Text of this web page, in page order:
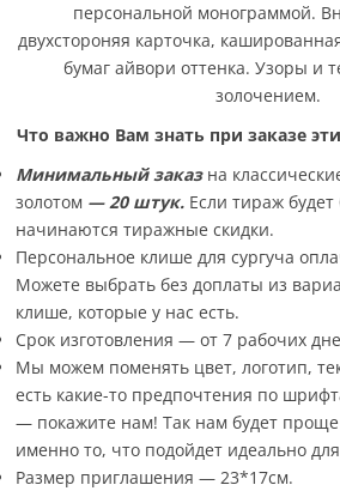
персональной монограммой.
двухстороняя карточка,
бумаг айвори оттенка. Узоры и
золочением.
Что важно Вам знать при заказе
Минимальный заказ на
золотом — 20 штук. Если тираж
начинаются тиражные скидки.
Персональное клише для сургуча
Можете выбрать без доплаты из
клише, которые у нас есть.
Срок изготовления — от 7 рабочих
Мы можем поменять цвет, логотип,
есть какие-то предпочтения по
— покажите нам! Так нам будет
именно то, что подойдет идеально
Размер приглашения — 23*17см.